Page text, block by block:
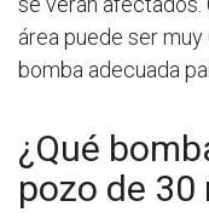
área puede ser
bomba adecuada
¿Qué
pozo de 30